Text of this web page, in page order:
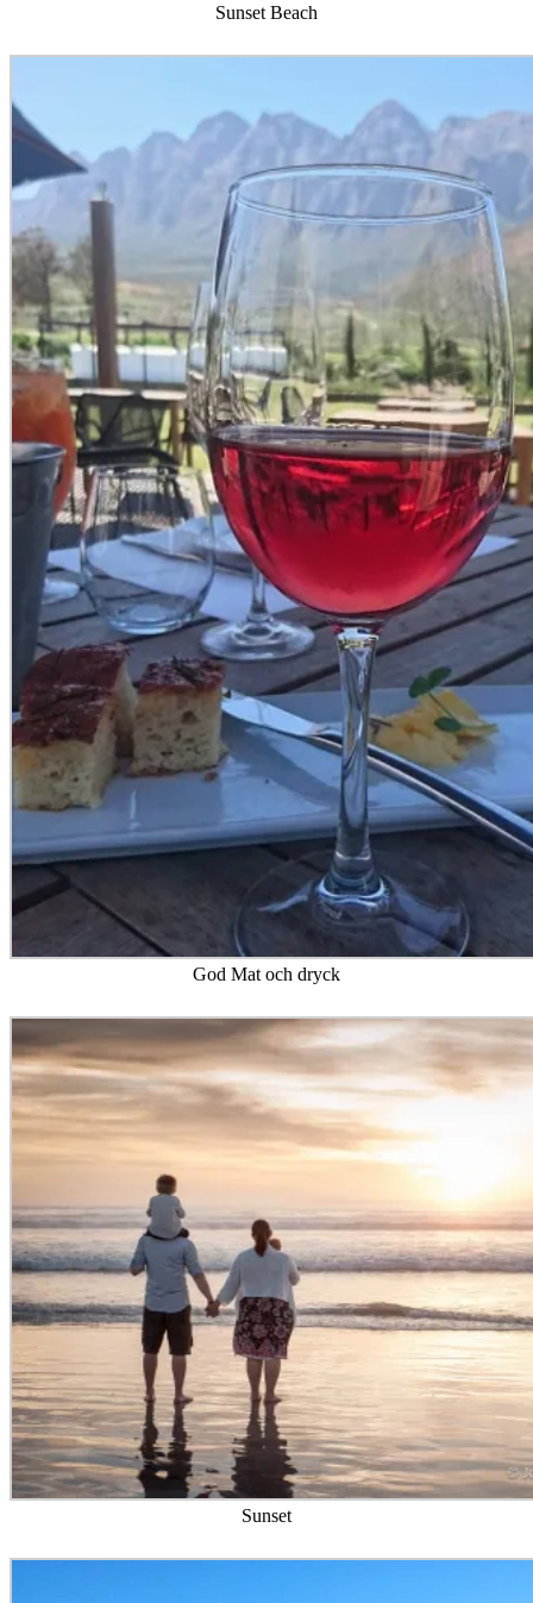
Sunset Beach
God Mat och dryck
Sunset